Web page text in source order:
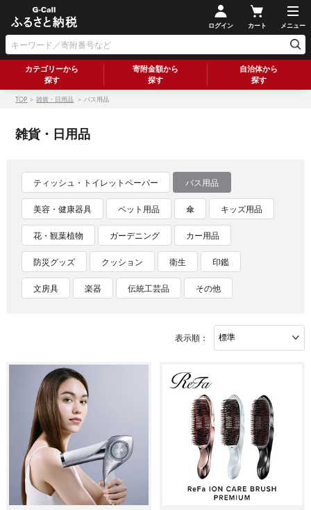
ログイン カート メニュー
カテゴリーから
探す
寄附金額から
探す
自治体から
探す
TOP ＞雑貨・日用品 ＞ バス用品
雑貨・日用品
ティッシュ・トイレットペーパー バス用品
美容・健康器具 ペット用品 傘 キッズ用品
花・観葉植物 ガーデニング カー用品
防災グッズ クッション 衛生 印鑑
文房具 楽器 伝統工芸品 その他
表示順：